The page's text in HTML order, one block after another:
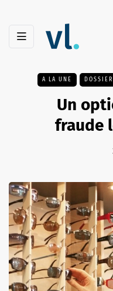
A LA UNE
Un
fraude